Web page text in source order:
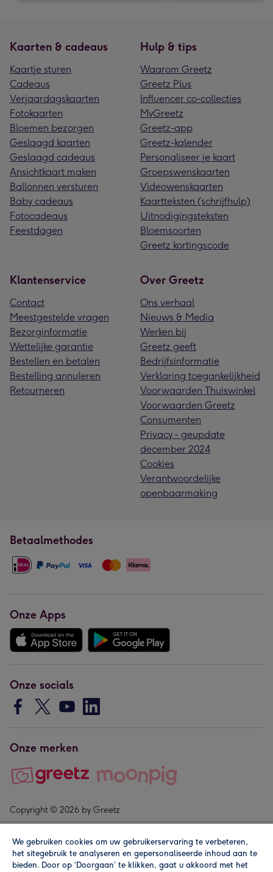
Kaarten & cadeaus
Kaartje sturen
Cadeaus
Verjaardagskaarten
Fotokaarten
Bloemen bezorgen
Geslaagd kaarten
Geslaagd cadeaus
Ansichtkaart maken
Ballonnen versturen
Baby cadeaus
Fotocadeaus
Feestdagen
Hulp & tips
Waarom Greetz
Greetz Plus
Influencer co-collecties
MyGreetz
Greetz-app
Greetz-kalender
Personaliseer je kaart
Groepswenskaarten
Videowenskaarten
Kaartteksten (schrijfhulp)
Uitnodigingsteksten
Bloemsoorten
Greetz kortingscode
Klantenservice
Contact
Meestgestelde vragen
Bezorginformatie
Wettelijke garantie
Bestellen en betalen
Bestelling annuleren
Retourneren
Over Greetz
Ons verhaal
Nieuws & Media
Werken bij
Greetz geeft
Bedrijfsinformatie
Verklaring toegankelijkheid
Voorwaarden Thuiswinkel
Voorwaarden Greetz
Consumenten
Privacy - geupdate
december 2024
Cookies
Verantwoordelijke
openbaarmaking
Betaalmethodes
Onze Apps
Onze socials
Onze merken
Copyright © 2026 by Greetz
We gebruiken cookies om uw gebruikerservaring te verbeteren,
het sitegebruik te analyseren en gepersonaliseerde inhoud aan te
bieden. Door op ‘Doorgaan’ te klikken, gaat u akkoord met het